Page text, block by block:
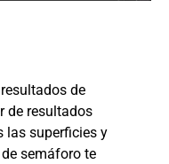
de
de resultados
las superficies y
semáforo te